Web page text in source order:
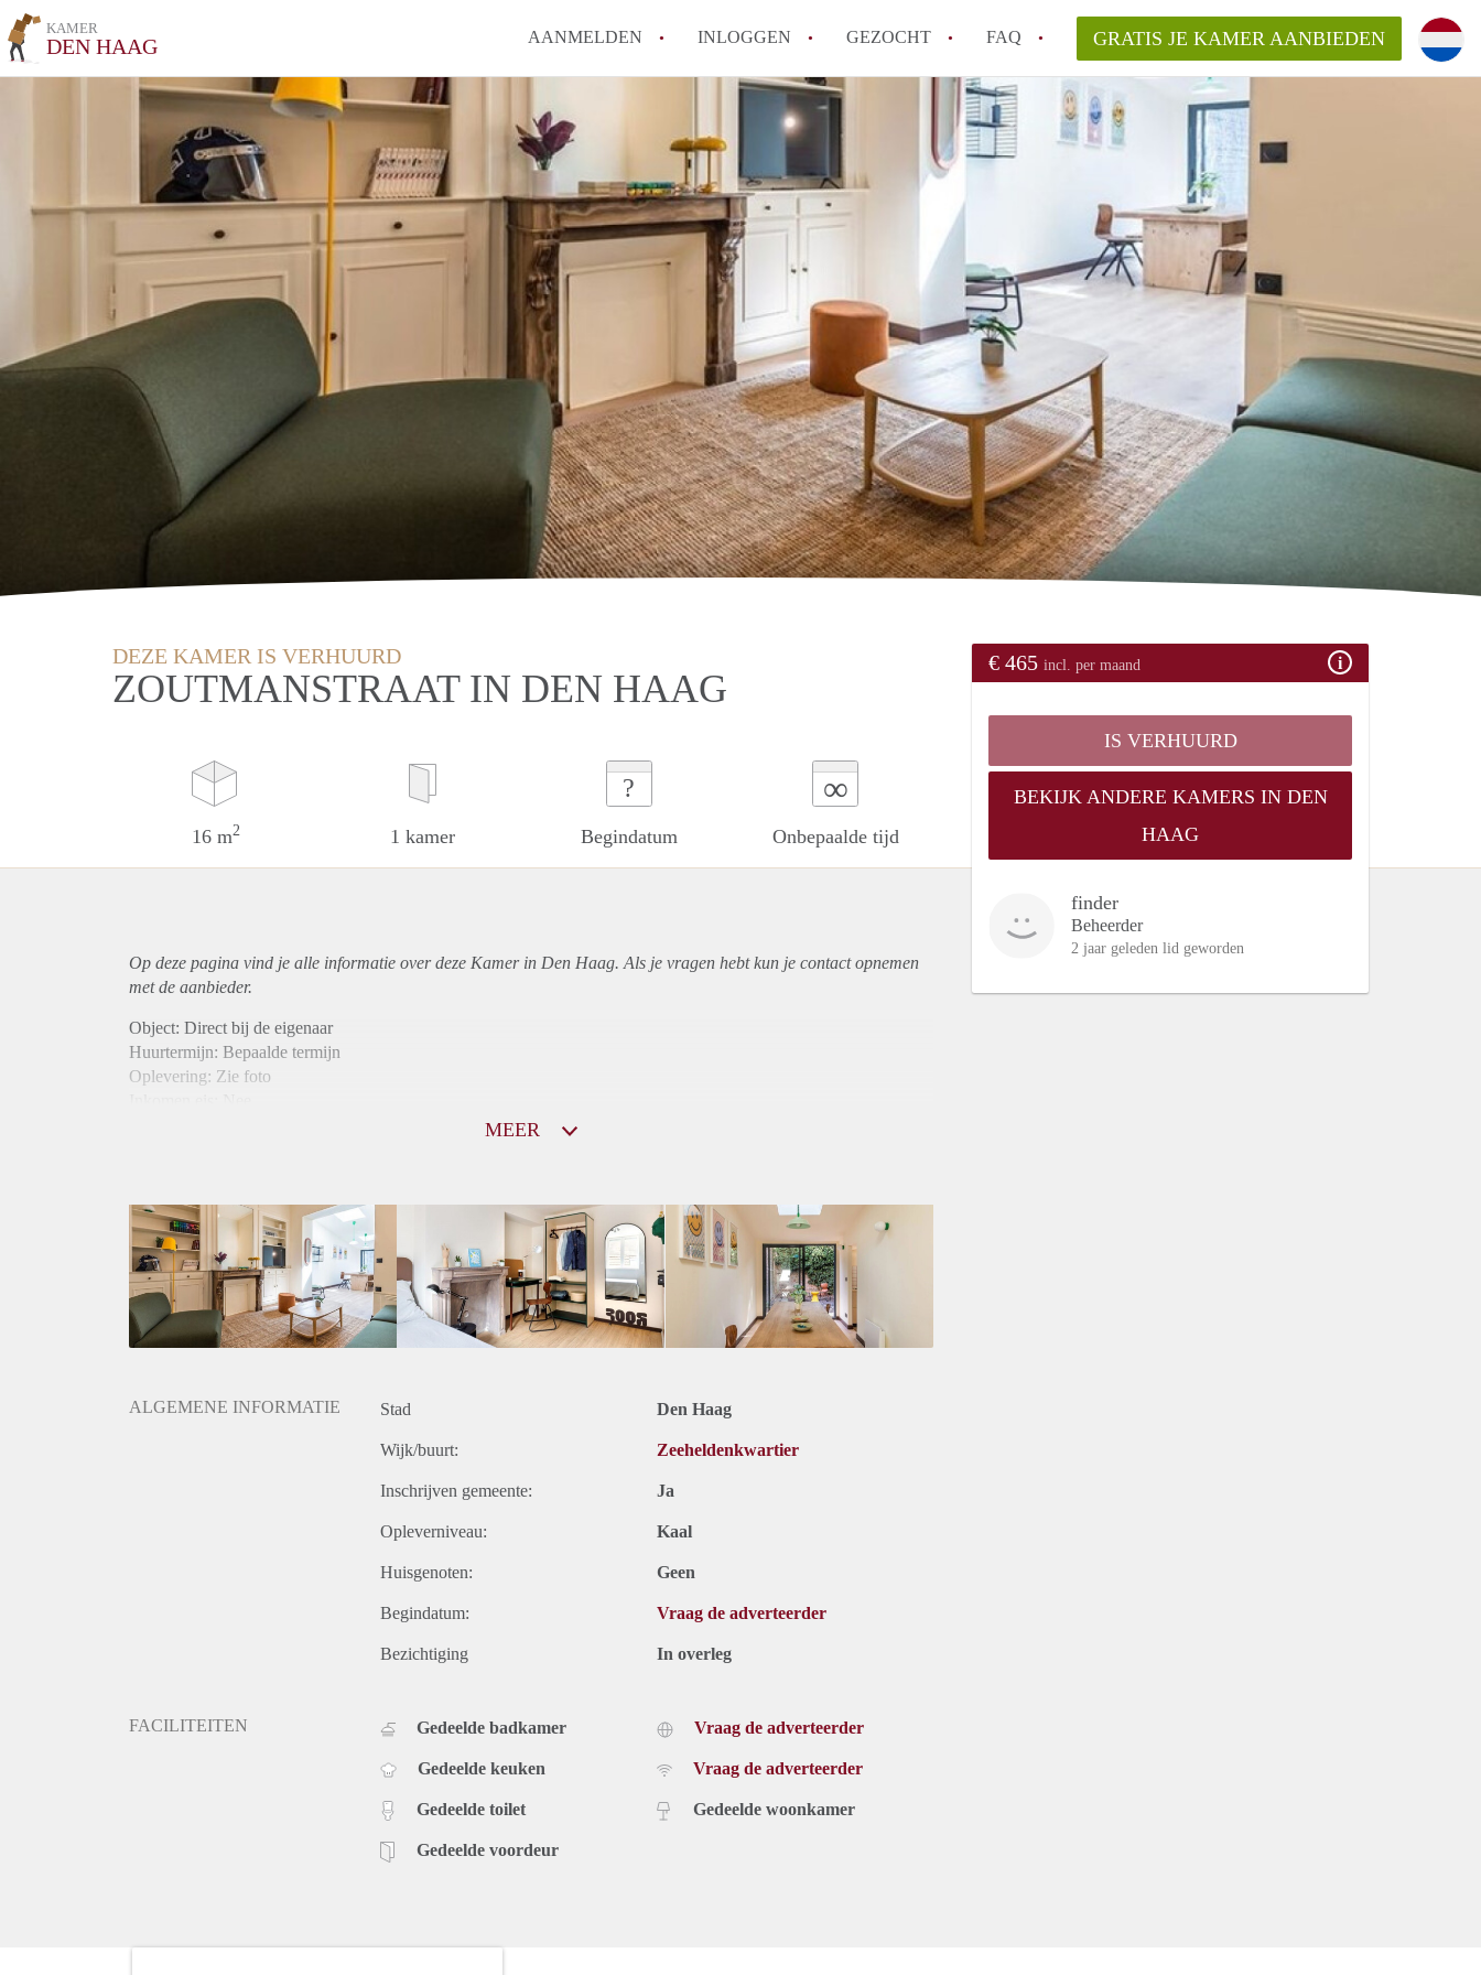
KAMER
DEN HAAG AANMELDEN INLOGGEN GEZOCHT FAQ
How to translate KamerDenHaag!
Wat is KamerDenHaag?
Hoeveel kost het om te reageren op een Kamer in Den Haag?
Wat is de privacyverklaring van KamerDenHaag?
Berekent KamerDenHaag makelaarsvergoeding/bemiddelingsvergoeding?
Alle veelgestelde vragen
GRATIS JE KAMER AANBIEDEN
DEZE KAMER IS VERHUURD
ZOUTMANSTRAAT IN DEN HAAG
16 m2 1 kamer
?
Begindatum
∞
Onbepaalde tijd
€ 465 incl. per maand
IS VERHUURD
BEKIJK ANDERE KAMERS IN DEN
HAAG
finder
Beheerder
2 jaar geleden lid geworden
Op deze pagina vind je alle informatie over deze Kamer in Den Haag. Als je vragen hebt kun je contact opnemen
met de aanbieder.
Object: Direct bij de eigenaar
Huurtermijn: Bepaalde termijn
Oplevering: Zie foto
Gedeelde Douche: Ja
Gedeelde woonkamer: Ja
Huisgenoten: Ja
Geslacht huisgenoten: Gemengd
MEER
ALGEMENE INFORMATIE Stad Den Haag
Wijk/buurt: Zeeheldenkwartier
Inschrijven gemeente: Ja
Opleverniveau: Kaal
Huisgenoten: Geen
Begindatum: Vraag de adverteerder
Bezichtiging In overleg
FACILITEITEN Gedeelde badkamer
Gedeelde keuken
Gedeelde toilet
Gedeelde voordeur
Vraag de adverteerder
Vraag de adverteerder
Gedeelde woonkamer